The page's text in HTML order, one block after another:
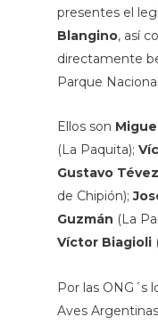
presentes el
Blangino, así
directamente
Parque
Ellos son
(La Paquita);
Gustavo Tévez
de Chipión);
Guzmán (La
Víctor Biagioli
Por las ONG´s
Aves